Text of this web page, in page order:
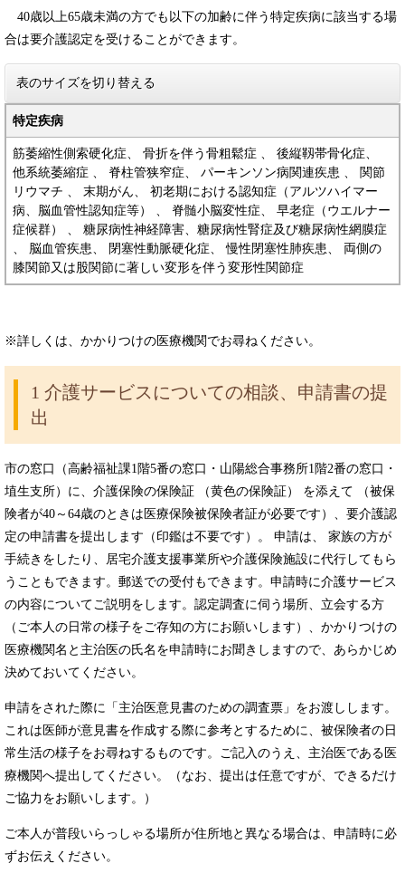
40歳以上65歳未満の方でも以下の加齢に伴う特定疾病に該当する場
合は要介護認定を受けることができます。
表のサイズを切り替える
特定疾病
筋萎縮性側索硬化症、 骨折を伴う骨粗鬆症 、 後縦靱帯骨化症、
他系統萎縮症 、 脊柱管狭窄症、 パーキンソン病関連疾患 、 関節
リウマチ 、 末期がん、 初老期における認知症（アルツハイマー
病、脳血管性認知症等） 、 脊髄小脳変性症、 早老症（ウエルナー
症候群） 、 糖尿病性神経障害、糖尿病性腎症及び糖尿病性網膜症
、 脳血管疾患、 閉塞性動脈硬化症、 慢性閉塞性肺疾患、 両側の
膝関節又は股関節に著しい変形を伴う変形性関節症
※詳しくは、かかりつけの医療機関でお尋ねください。
1 介護サービスについての相談、申請書の提
出
市の窓口（高齢福祉課1階5番の窓口・山陽総合事務所1階2番の窓口・
埴生支所）に、介護保険の保険証 （黄色の保険証） を添えて （被保
険者が40～64歳のときは医療保険被保険者証が必要です）、要介護認
定の申請書を提出します（印鑑は不要です）。 申請は、 家族の方が
手続きをしたり、居宅介護支援事業所や介護保険施設に代行してもら
うこともできます。郵送での受付もできます。申請時に介護サービス
の内容についてご説明をします。認定調査に伺う場所、立会する方
（ご本人の日常の様子をご存知の方にお願いします）、かかりつけの
医療機関名と主治医の氏名を申請時にお聞きしますので、あらかじめ
決めておいてください。
申請をされた際に「主治医意見書のための調査票」をお渡しします。
これは医師が意見書を作成する際に参考とするために、被保険者の日
常生活の様子をお尋ねするものです。ご記入のうえ、主治医である医
療機関へ提出してください。（なお、提出は任意ですが、できるだけ
ご協力をお願いします。）
ご本人が普段いらっしゃる場所が住所地と異なる場合は、申請時に必
ずお伝えください。